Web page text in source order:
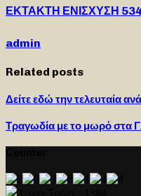
ΕΚΤΑΚΤΗ ΕΝΙΣΧΥΣΗ
admin
Related posts
Δείτε εδώ την τελευταία
Τραγωδία με το μωρό στα